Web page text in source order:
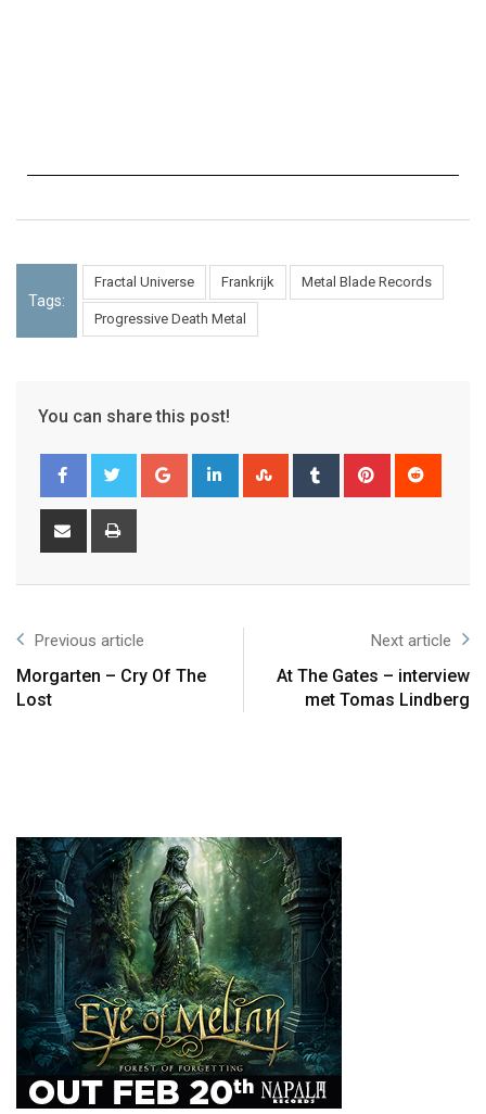
Tags:
Fractal Universe Frankrijk Metal Blade Records
Progressive Death Metal
You can share this post!
Previous article
Morgarten – Cry Of The
Lost
Next article
At The Gates – interview
met Tomas Lindberg